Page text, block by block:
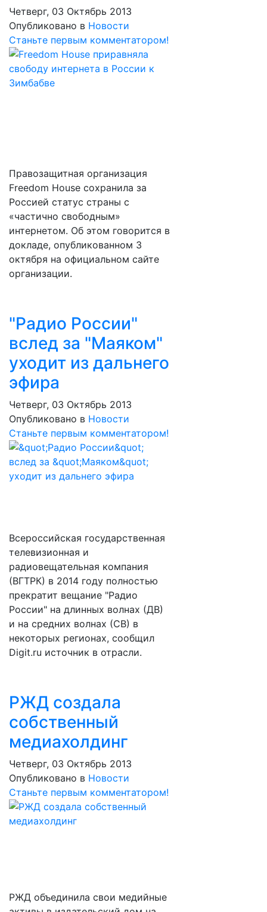
Четверг, 03 Октябрь 2013
Опубликовано в Новости
Станьте первым комментатором!
Правозащитная организация
Freedom House сохранила за
Россией статус страны с
«частично свободным»
интернетом. Об этом говорится в
докладе, опубликованном 3
октября на официальном сайте
организации.
"Радио России"
вслед за "Маяком"
уходит из дальнего
эфира
Четверг, 03 Октябрь 2013
Опубликовано в Новости
Станьте первым комментатором!
Всероссийская государственная
телевизионная и
радиовещательная компания
(ВГТРК) в 2014 году полностью
прекратит вещание "Радио
России" на длинных волнах (ДВ)
и на средних волнах (СВ) в
некоторых регионах, сообщил
Digit.ru источник в отрасли.
РЖД создала
собственный
медиахолдинг
Четверг, 03 Октябрь 2013
Опубликовано в Новости
Станьте первым комментатором!
РЖД объединила свои медийные